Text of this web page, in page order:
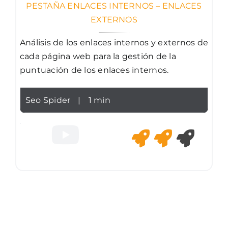
PESTAÑA ENLACES INTERNOS – ENLACES
EXTERNOS
Análisis de los enlaces internos y externos de
cada página web para la gestión de la
puntuación de los enlaces internos.
Seo Spider | 1 min